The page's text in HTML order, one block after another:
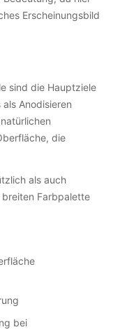
Erscheinungsbild
sind die Hauptziele
Anodisieren
die
als auch
Farbpalette
bei